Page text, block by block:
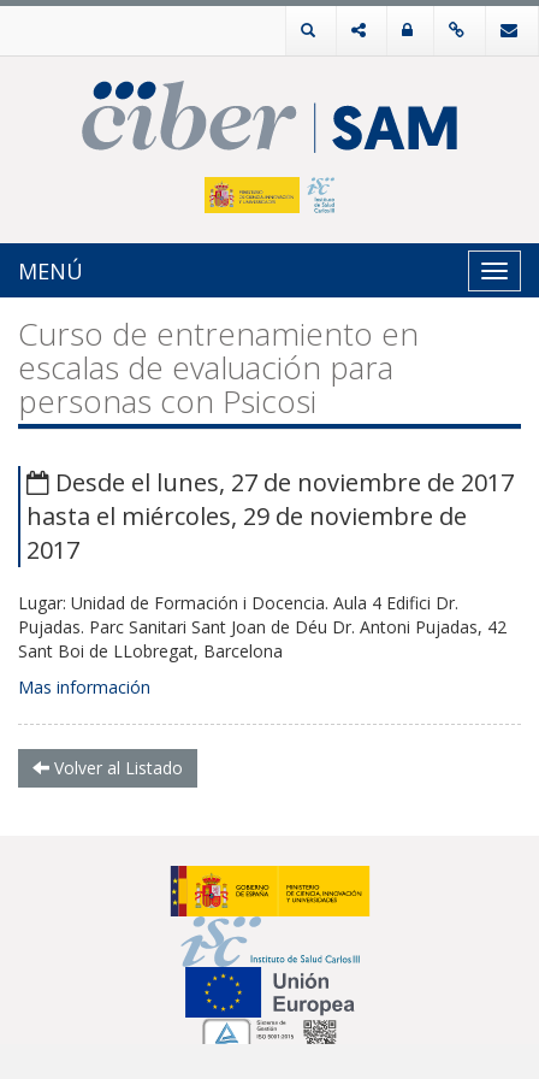
MENÚ
Curso de entrenamiento en
escalas de evaluación para
personas con Psicosi
Desde el lunes, 27 de noviembre de 2017
hasta el miércoles, 29 de noviembre de
2017
Lugar: Unidad de Formación i Docencia. Aula 4 Edifici Dr.
Pujadas. Parc Sanitari Sant Joan de Déu Dr. Antoni Pujadas, 42
Sant Boi de LLobregat, Barcelona
Mas información
Volver al Listado